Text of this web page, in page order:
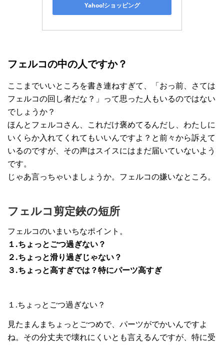
Yahoo!ショッピング
フェルコの中の人ですか？
ここまでいいところを書き連ねすぎて、「おっ前、さては
フェルコの回し者だな？」って思った人もいるのではない
でしょうか？
ほんとフェルコさん、これだけ褒めてるんだし、わたしに
いくらか入れてくれてもいいんですよ？と前々から訴えて
いるのですが、その声はスイスにはまだ届いていないよう
です。
じゃあ言っちゃいましょうか。フェルコの嫌いなところ。
フェルコ剪定鋏の短所
フェルコのいまいちなポイント。
１.ちょっとごつ過ぎない？
２.ちょっと滑り過ぎじゃない？
３.ちょっと高すぎでは？特にパーツ高すぎ
１.ちょっとごつ過ぎない？
見たまんまちょっとごつめで、パーツがでかいんですよ
ね。その分丈夫で壊れにくいとも言えるんですが、特に受